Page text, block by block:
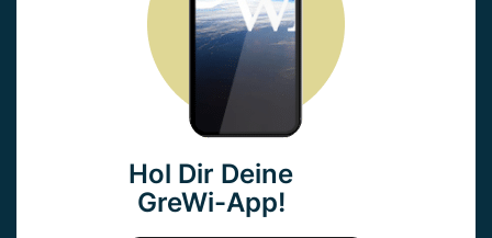
Hol Dir Deine
GreWi-App!